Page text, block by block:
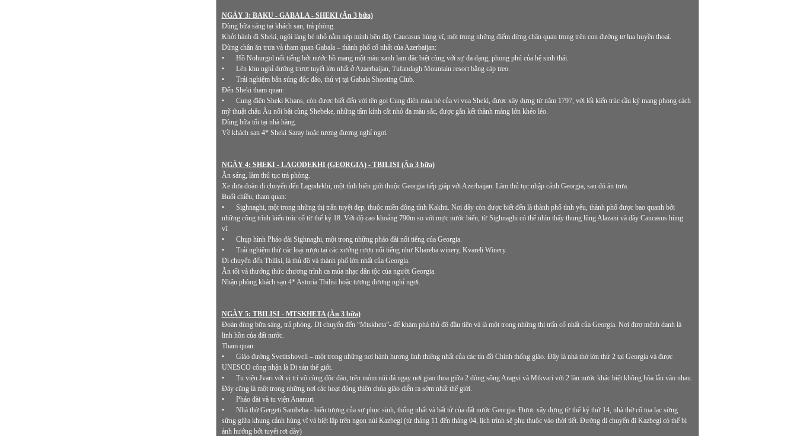
NGÀY 3: BAKU - GABALA - SHEKI (Ăn 3 bữa)
Dùng bữa sáng tại khách sạn, trả phòng.
Khởi hành đi Sheki, ngôi làng bé nhỏ nằm nép mình bên dãy Caucasus hùng vĩ, một trong những điểm dừng chân quan trọng trên con đường tơ lụa huyền thoại.
Dừng chân ăn trưa và tham quan Gabala – thành phố cổ nhất của Azerbaijan:
•
Hồ Nohurgol nổi tiếng bởi nước hồ mang một màu xanh lam đặc biệt cùng với sự đa dạng, phong phú của hệ sinh thái.
•
Lên khu nghỉ dưỡng trượt tuyết lớn nhất ở Azaerbaijan, Tufandagh Mountain resort bằng cáp treo.
•
Trải nghiệm bắn súng độc đáo, thú vị tại Gabala Shooting Club.
Đến Sheki tham quan:
•
Cung điện Sheki Khans, còn được biết đến với tên gọi Cung điện mùa hè của vị vua Sheki, được xây dựng từ năm 1797, với lối kiến trúc cầu kỳ mang phong cách
mỹ thuật châu Âu nổi bật cùng Shebeke, những tấm kính cắt nhỏ đa màu sắc, được gắn kết thành mảng lớn khéo léo.
Dùng bữa tối tại nhà hàng.
Về khách sạn 4* Sheki Saray hoặc tương đương nghỉ ngơi.
NGÀY 4: SHEKI - LAGODEKHI (GEORGIA) - TBILISI (Ăn 3 bữa)
Ăn sáng, làm thủ tục trả phòng.
Xe đưa đoàn di chuyển đến Lagodekhi, một tỉnh biên giới thuộc Georgia tiếp giáp với Azerbaijan. Làm thủ tục nhập cảnh Georgia, sau đó ăn trưa.
Buổi chiều, tham quan:
•
Sighnaghi, một trong những thị trấn tuyệt đẹp, thuộc miền đông tỉnh Kakhti. Nơi đây còn được biết đến là thành phố tình yêu, thành phố được bao quanh bởi
những công trình kiến trúc cổ từ thế kỷ 18. Với độ cao khoảng 790m so với mực nước biển, từ Sighnaghi có thể nhìn thấy thung lũng Alazani và dãy Caucasus hùng
vĩ.
•
Chụp hình Pháo đài Sighnaghi, một trong những pháo đài nổi tiếng của Georgia.
•
Trải nghiệm thử các loại rượu tại các xưởng rượu nổi tiếng như Khareba winery, Kvareli Winery.
Di chuyển đến Tbilisi, là thủ đô và thành phố lớn nhất của Georgia.
Ăn tối và thưởng thức chương trình ca múa nhạc dân tộc của người Georgia.
Nhận phòng khách sạn 4* Astoria Tbilisi hoặc tương đương nghỉ ngơi.
NGÀY 5: TBILISI - MTSKHETA (Ăn 3 bữa)
Đoàn dùng bữa sáng, trả phòng. Di chuyển đến “Mtskheta”- để khám phá thủ đô đầu tiên và là một trong những thị trấn cổ nhất của Georgia. Nơi đượ mệnh danh là
linh hồn của đất nước.
Tham quan:
•
Giáo đường Svetitshoveli – một trong những nơi hành hương linh thiêng nhất của các tín đồ Chính thống giáo. Đây là nhà thờ lớn thứ 2 tại Georgia và được
UNESCO công nhận là Di sản thế giới.
•
Tu viện Jvari với vị trí vô cùng độc đáo, trên mỏm núi đá ngay nơi giao thoa giữa 2 dòng sông Aragvi và Mtkvari với 2 làn nước khác biệt không hòa lẫn vào nhau.
Đây cũng là một trong những nơi các hoạt động thiên chúa giáo diễn ra sớm nhất thế giới.
•
Pháo đài và tu viện Ananuri
•
Nhà thờ Gergeti Sambeba - biểu tượng của sự phục sinh, thống nhất và bất tử của đất nước Georgia. Được xây dựng từ thế kỷ thứ 14, nhà thờ cổ tọa lạc sừng
sững giữa khung cảnh hùng vĩ và biệt lập trên ngọn núi Kazbegi (từ tháng 11 đến tháng 04, lịch trình sẽ phụ thuộc vào thời tiết. Đường di chuyển đi Kazbegi có thể bị
ảnh hưởng bởi tuyết rơi dày)